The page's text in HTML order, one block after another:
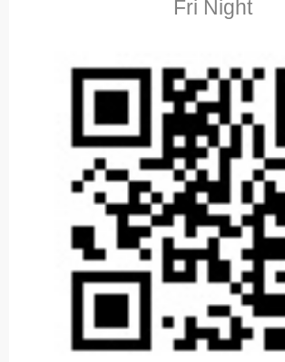
Fri Night